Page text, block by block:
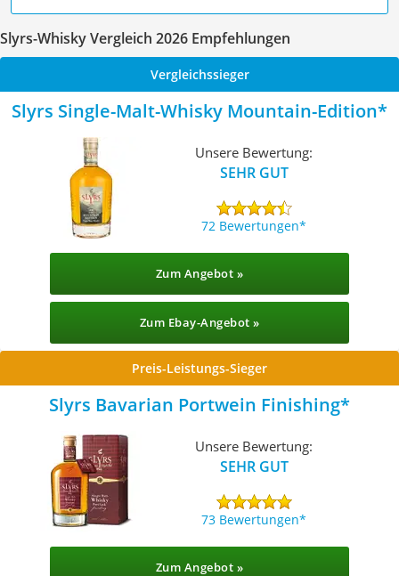
Slyrs-Whisky Vergleich 2026 Empfehlungen
Vergleichssieger
Slyrs Single-Malt-Whisky Mountain-Edition
Unsere Bewertung:
SEHR GUT
72 Bewertungen
Zum Angebot »
Zum Ebay-Angebot »
Preis-Leistungs-Sieger
Slyrs Bavarian Portwein Finishing
Unsere Bewertung:
SEHR GUT
73 Bewertungen
Zum Angebot »